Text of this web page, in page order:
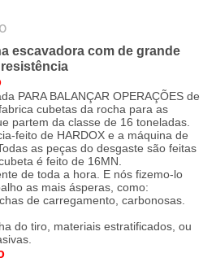
escavadora com de grande
resistência
PARA BALANÇAR OPERAÇÕES de
cubetas da rocha para as
partem da classe de 16 toneladas.
feito de HARDOX e a máquina de
as peças do desgaste são feitas
é feito de 16MN.
de toda a hora. E nós fizemo-lo
as mais ásperas, como:
de carregamento, carbonosas.
do tiro, materiais estratificados, ou